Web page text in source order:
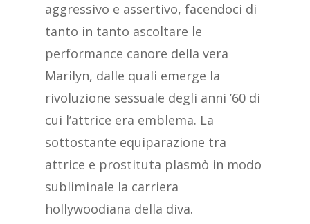
aggressivo e assertivo, facendoci di
tanto in tanto ascoltare le
performance canore della vera
Marilyn, dalle quali emerge la
rivoluzione sessuale degli anni ’60 di
cui l’attrice era emblema. La
sottostante equiparazione tra
attrice e prostituta plasmò in modo
subliminale la carriera
hollywoodiana della diva.